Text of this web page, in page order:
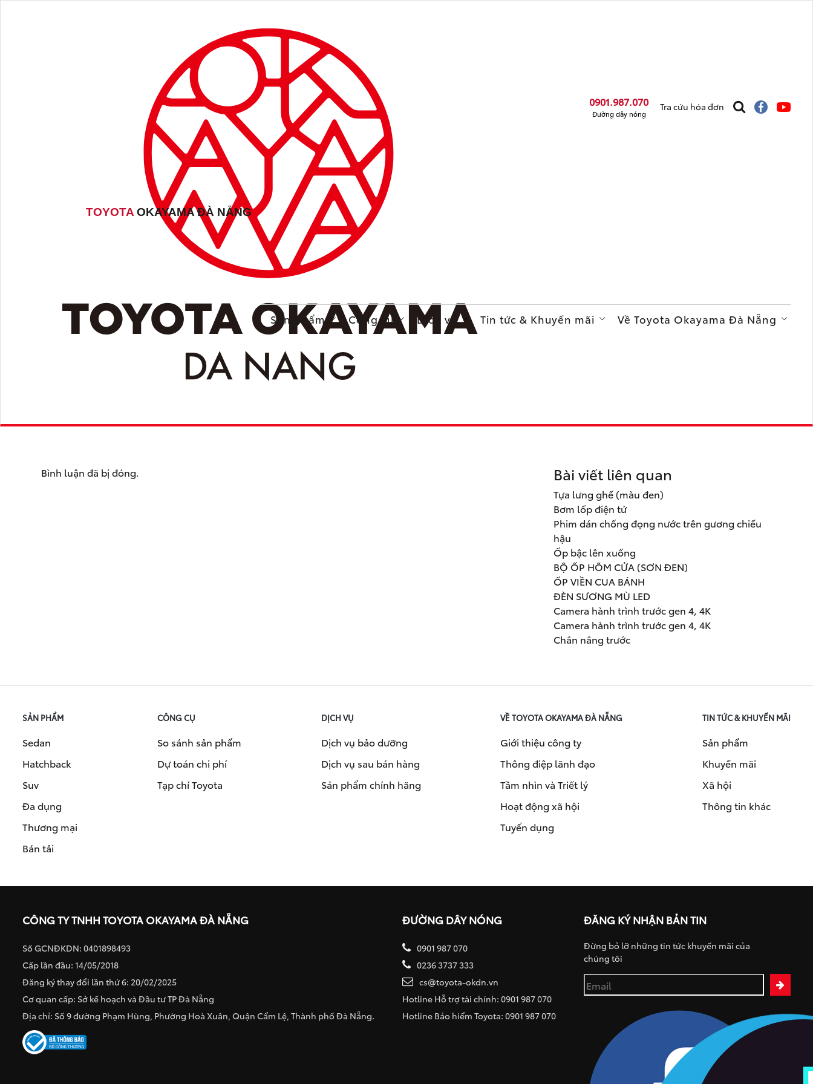
TOYOTA OKAYAMA ĐÀ NẴNG
0901.987.070
Đường dây nóng
Tra cứu hóa đơn
Sản phẩm Công cụ Dịch vụ Tin tức & Khuyến mãi Về Toyota Okayama Đà Nẵng
Bình luận đã bị đóng. Bài viết liên quan
Tựa lưng ghế (màu đen)
Bơm lốp điện tử
Phim dán chống đọng nước trên gương chiếu
hậu
Ốp bậc lên xuống
BỘ ỐP HÕM CỬA (SƠN ĐEN)
ỐP VIỀN CUA BÁNH
ĐÈN SƯƠNG MÙ LED
Camera hành trình trước gen 4, 4K
Camera hành trình trước gen 4, 4K
Chắn nắng trước
SẢN PHẨM
Sedan
Hatchback
Suv
Đa dụng
Thương mại
Bán tải
CÔNG CỤ
So sánh sản phẩm
Dự toán chi phí
Tạp chí Toyota
DỊCH VỤ
Dịch vụ bảo dưỡng
Dịch vụ sau bán hàng
Sản phẩm chính hãng
VỀ TOYOTA OKAYAMA ĐÀ NẴNG
Giới thiệu công ty
Thông điệp lãnh đạo
Tầm nhìn và Triết lý
Hoạt động xã hội
Tuyển dụng
TIN TỨC & KHUYẾN MÃI
Sản phẩm
Khuyến mãi
Xã hội
Thông tin khác
CÔNG TY TNHH TOYOTA OKAYAMA ĐÀ NẴNG
Số GCNĐKDN: 0401898493
Cấp lần đầu: 14/05/2018
Đăng ký thay đổi lần thứ 6: 20/02/2025
Cơ quan cấp: Sở kế hoạch và Đầu tư TP Đà Nẵng
Địa chỉ: Số 9 đường Phạm Hùng, Phường Hoà Xuân, Quận Cẩm Lệ, Thành phố Đà Nẵng.
ĐƯỜNG DÂY NÓNG
0901 987 070
0236 3737 333
cs@toyota-okdn.vn
Hotline Hỗ trợ tài chính: 0901 987 070
Hotline Bảo hiểm Toyota: 0901 987 070
ĐĂNG KÝ NHẬN BẢN TIN
Đừng bỏ lỡ những tin tức khuyến mãi của
chúng tôi